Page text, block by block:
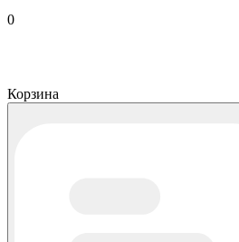
0
Корзина